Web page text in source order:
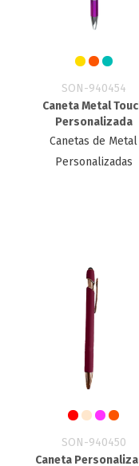
SON-940454
Caneta Metal
Personalizada
Canetas de Metal
Personalizadas
SON-940450
Caneta